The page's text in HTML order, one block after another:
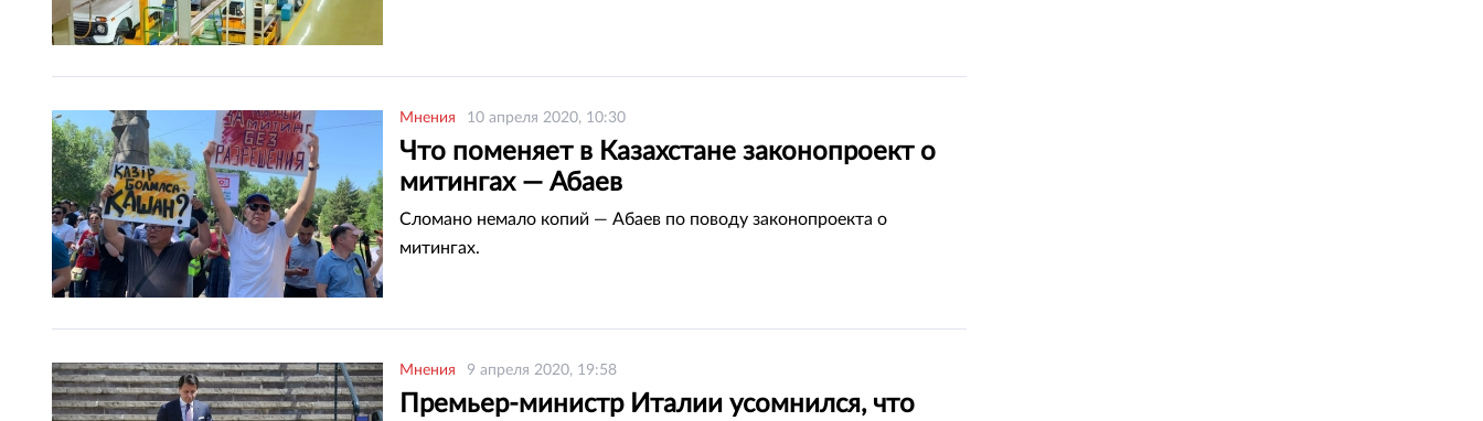
Мнения 10 апреля 2020, 10:30
Что поменяет в Казахстане законопроект о
митингах — Абаев
Сломано немало копий — Абаев по поводу законопроекта о
митингах.
Мнения 9 апреля 2020, 19:58
Премьер-министр Италии усомнился, что